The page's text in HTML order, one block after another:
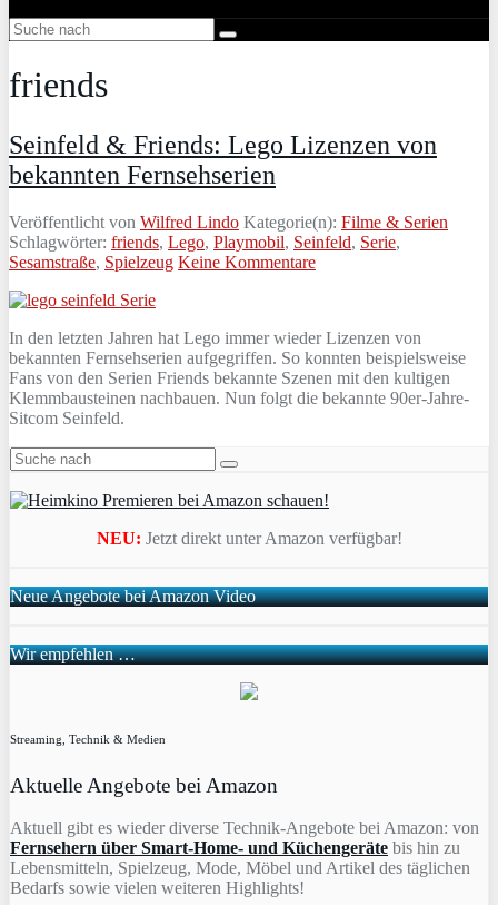
friends
Seinfeld & Friends: Lego Lizenzen von
bekannten Fernsehserien
Veröffentlicht von Wilfred Lindo Kategorie(n): Filme & Serien
Schlagwörter: friends, Lego, Playmobil, Seinfeld, Serie,
Sesamstraße, Spielzeug Keine Kommentare
In den letzten Jahren hat Lego immer wieder Lizenzen von
bekannten Fernsehserien aufgegriffen. So konnten beispielsweise
Fans von den Serien Friends bekannte Szenen mit den kultigen
Klemmbausteinen nachbauen. Nun folgt die bekannte 90er-Jahre-
Sitcom Seinfeld.
NEU: Jetzt direkt unter Amazon verfügbar!
Neue Angebote bei Amazon Video
Wir empfehlen …
Streaming, Technik & Medien
Aktuelle Angebote bei Amazon
Aktuell gibt es wieder diverse Technik-Angebote bei Amazon: von
Fernsehern über Smart-Home- und Küchengeräte bis hin zu
Lebensmitteln, Spielzeug, Mode, Möbel und Artikel des täglichen
Bedarfs sowie vielen weiteren Highlights!